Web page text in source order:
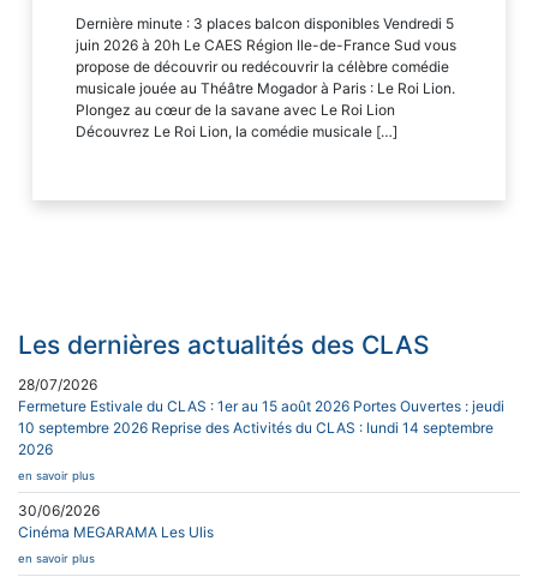
Dernière minute : 3 places balcon disponibles Vendredi 5
juin 2026 à 20h Le CAES Région Ile-de-France Sud vous
propose de découvrir ou redécouvrir la célèbre comédie
musicale jouée au Théâtre Mogador à Paris : Le Roi Lion.
Plongez au cœur de la savane avec Le Roi Lion
Découvrez Le Roi Lion, la comédie musicale […]
Les dernières actualités des CLAS
28/07/2026
Fermeture Estivale du CLAS : 1er au 15 août 2026 Portes Ouvertes : jeudi
10 septembre 2026 Reprise des Activités du CLAS : lundi 14 septembre
2026
en savoir plus
30/06/2026
Cinéma MEGARAMA Les Ulis
en savoir plus